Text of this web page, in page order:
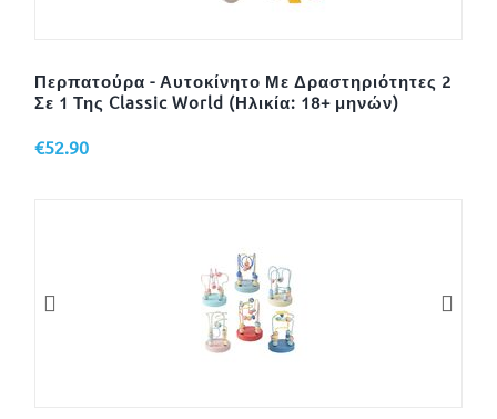
Περπατούρα - Αυτοκίνητο Με Δραστηριότητες 2
Σε 1 Της Classic World (Ηλικία: 18+ μηνών)
€52.90